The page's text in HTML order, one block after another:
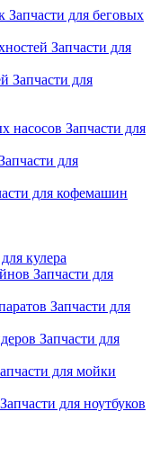
Запчасти для беговых
Запчасти для
Запчасти для
Запчасти для
для
для кофемашин
кулера
Запчасти для
Запчасти для
Запчасти для
для мойки
Запчасти для ноутбуков